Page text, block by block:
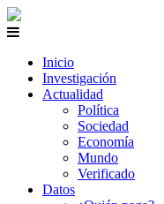
Inicio
Investigación
Actualidad
Política
Sociedad
Economía
Mundo
Verificado
Datos